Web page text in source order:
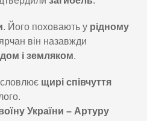
. Його поховають у рідному
він назавжди
і земляком.
щирі співчуття
України – Артуру